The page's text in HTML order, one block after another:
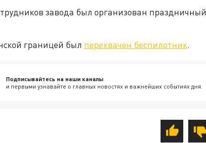
завода был организован праздничный
границей был перехвачен беспилотник.
Подписывайтесь на наши каналы
и первыми узнавайте о главных новостях и важнейших событиях дня.